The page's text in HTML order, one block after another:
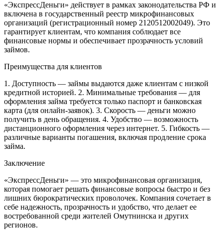
«ЭкспрессДеньги» действует в рамках законодательства РФ и
включена в государственный реестр микрофинансовых
организаций (регистрационный номер 2120512002049). Это
гарантирует клиентам, что компания соблюдает все
финансовые нормы и обеспечивает прозрачность условий
займов.
Преимущества для клиентов
1. Доступность — займы выдаются даже клиентам с низкой
кредитной историей. 2. Минимальные требования — для
оформления займа требуется только паспорт и банковская
карта (для онлайн-заявок). 3. Скорость — деньги можно
получить в день обращения. 4. Удобство — возможность
дистанционного оформления через интернет. 5. Гибкость —
различные варианты погашения, включая продление срока
займа.
Заключение
«ЭкспрессДеньги» — это микрофинансовая организация,
которая помогает решать финансовые вопросы быстро и без
лишних бюрократических проволочек. Компания сочетает в
себе надежность, прозрачность и удобство, что делает ее
востребованной среди жителей Омутнинска и других
регионов.